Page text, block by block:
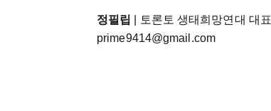
정필립
| 토론토 생태희망연대 대표
prime9414@gmail.com